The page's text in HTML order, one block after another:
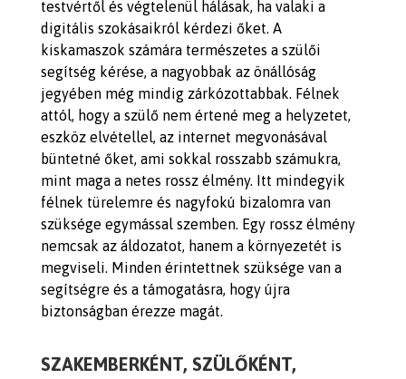
testvértől és végtelenül hálásak, ha valaki a
digitális szokásaikról kérdezi őket. A
kiskamaszok számára természetes a szülői
segítség kérése, a nagyobbak az önállóság
jegyében még mindig zárkózottabbak. Félnek
attól, hogy a szülő nem értené meg a helyzetet,
eszköz elvétellel, az internet megvonásával
büntetné őket, ami sokkal rosszabb számukra,
mint maga a netes rossz élmény. Itt mindegyik
félnek türelemre és nagyfokú bizalomra van
szüksége egymással szemben. Egy rossz élmény
nemcsak az áldozatot, hanem a környezetét is
megviseli. Minden érintettnek szüksége van a
segítségre és a támogatásra, hogy újra
biztonságban érezze magát.
SZAKEMBERKÉNT, SZÜLŐKÉNT,